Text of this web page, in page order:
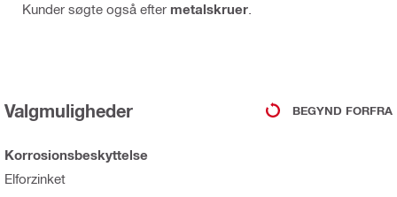
Kunder søgte også efter metalskruer
Valgmuligheder BEGYND FORFRA
Korrosionsbeskyttelse
Elforzinket